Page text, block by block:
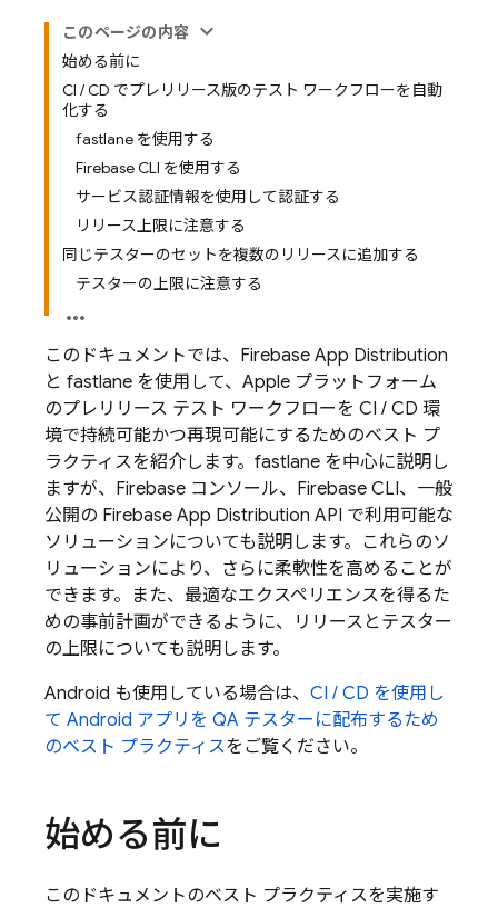
このページの内容
始める前に
CI / CD でプレリリース版のテスト ワークフローを自動
化する
fastlane を使用する
Firebase CLI を使用する
サービス認証情報を使用して認証する
リリース上限に注意する
同じテスターのセットを複数のリリースに追加する
テスターの上限に注意する
このドキュメントでは、 Firebase App Distribution
と fastlane を使用して、Apple プラットフォーム
のプレリリース テスト ワークフローを CI / CD 環
境で持続可能かつ再現可能にするためのベスト プ
ラクティスを紹介します。fastlane を中心に説明し
ますが、 Firebase コンソール、 Firebase CLI、一般
公開の Firebase App Distribution API で利用可能な
ソリューションについても説明します。これらのソ
リューションにより、さらに柔軟性を高めることが
できます。また、最適なエクスペリエンスを得るた
めの事前計画ができるように、リリースとテスター
の上限についても説明します。
Android も使用している場合は、 CI / CD を使用し
て Android アプリを QA テスターに配布するため
のベスト プラクティスをご覧ください。
始める前に
このドキュメントのベスト プラクティスを実施す